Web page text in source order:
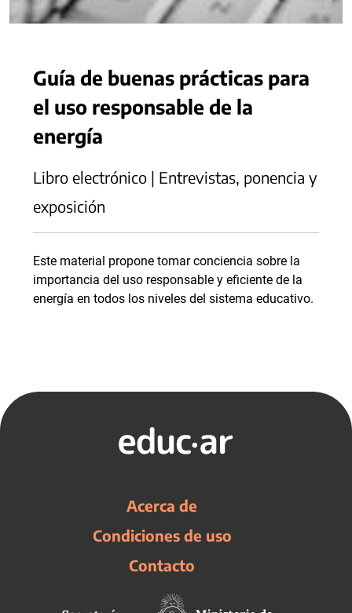
Guía de buenas prácticas para
el uso responsable de la
energía
Libro electrónico | Entrevistas, ponencia y
exposición
Este material propone tomar conciencia sobre la
importancia del uso responsable y eficiente de la
energía en todos los niveles del sistema educativo.
Acerca de
Condiciones de uso
Contacto